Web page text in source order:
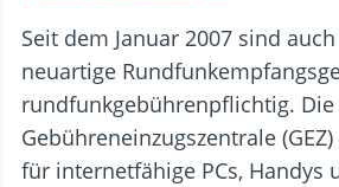
Seit dem Januar 2007 sind
neuartige
rundfunkgebührenpflichtig. Die
Gebühreneinzugszentrale
für internetfähige PCs, Handys